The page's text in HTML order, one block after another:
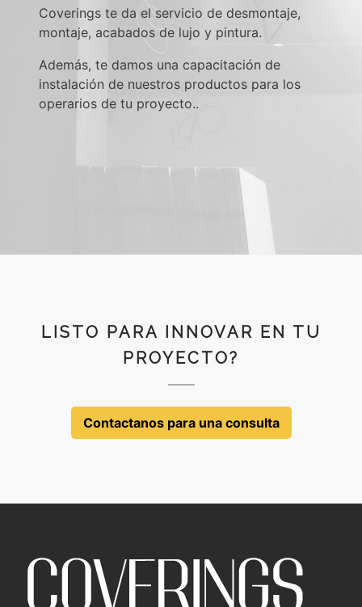
Coverings te da el servicio de desmontaje,
montaje, acabados de lujo y pintura.
Además, te damos una capacitación de
instalación de nuestros productos para los
operarios de tu proyecto..
LISTO PARA INNOVAR EN TU
PROYECTO?
Contactanos para una consulta